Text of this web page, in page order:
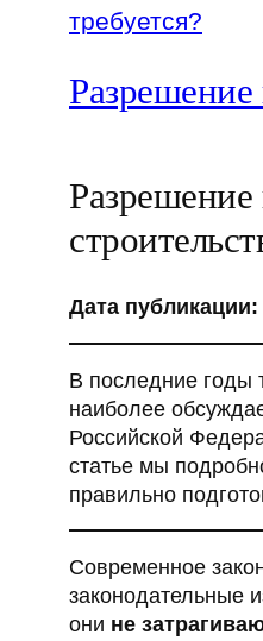
Разрешение
Разрешение
Дата публикации:
В последние годы
наиболее
Российской
статье мы
правильно
Современное
законодательные
они не